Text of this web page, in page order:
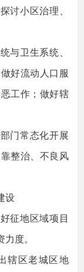
讨小区治理、
与卫生系统、
好流动人口服
工作；做好辖
门常态化开展
整治、不良风
设
征地区域项目
度。
辖区老城区地